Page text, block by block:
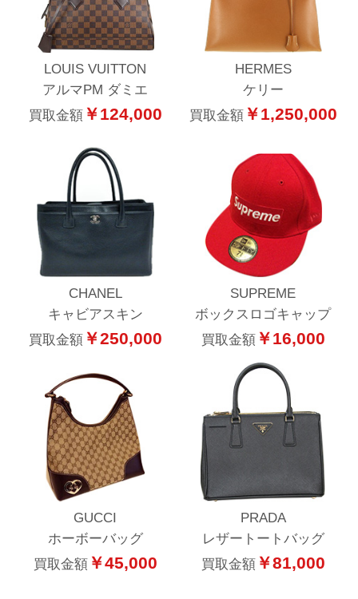
LOUIS VUITTON
アルマPM ダミエ
買取金額￥124,000
HERMES
ケリー
買取金額￥1,250,000
CHANEL
キャビアスキン
買取金額￥250,000
SUPREME
ボックスロゴキャップ
買取金額￥16,000
GUCCI
ホーボーバッグ
買取金額￥45,000
PRADA
レザートートバッグ
買取金額￥81,000